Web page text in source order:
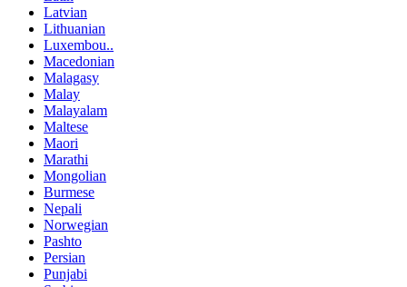
Latvian
Lithuanian
Luxembou..
Macedonian
Malagasy
Malay
Malayalam
Maltese
Maori
Marathi
Mongolian
Burmese
Nepali
Norwegian
Pashto
Persian
Punjabi